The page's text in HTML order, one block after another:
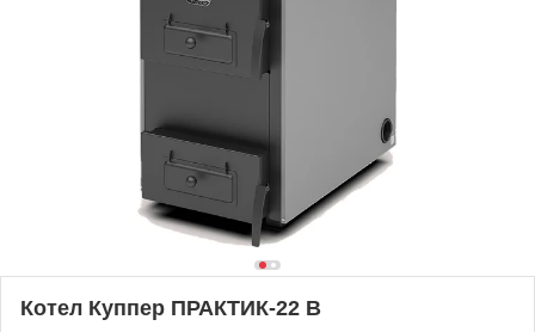
Котел Куппер ПРАКТИК-22 В